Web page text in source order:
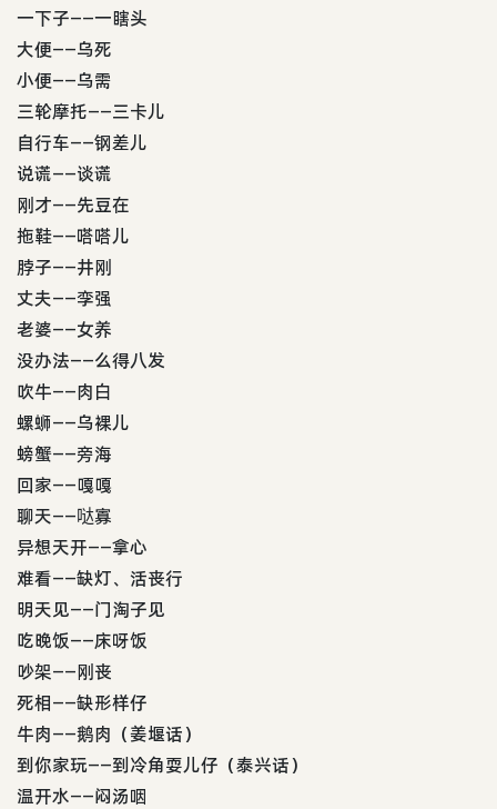
一下子——一瞎头
大便——乌死
小便——乌需
三轮摩托——三卡儿
自行车——钢差儿
说谎——谈谎
刚才——先豆在
拖鞋——嗒嗒儿
脖子——井刚
丈夫——孪强
老婆——女养
没办法——么得八发
吹牛——肉白
螺蛳——乌裸儿
螃蟹——旁海
回家——嘎嘎
聊天——哒寡
异想天开——拿心
难看——缺灯、活丧行
明天见——门淘子见
吃晚饭——床呀饭
吵架——刚丧
死相——缺形样仔
牛肉——鹅肉（姜堰话）
到你家玩——到冷角耍儿仔（泰兴话）
温开水——闷汤咽